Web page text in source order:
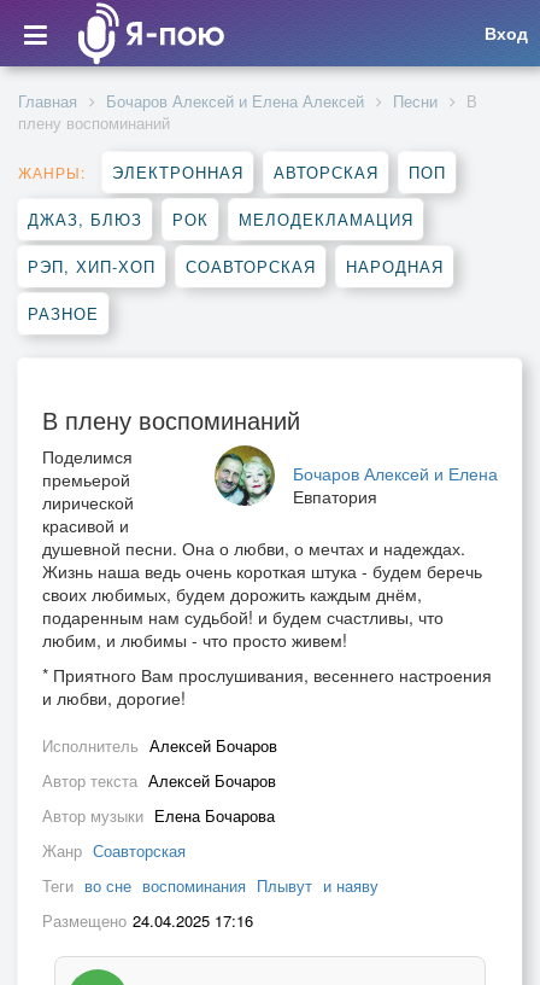
Вход
Главная Бочаров Алексей и Елена Алексей Песни
В
плену воспоминаний
ЖАНРЫ: ЭЛЕКТРОННАЯ АВТОРСКАЯ ПОП
ДЖАЗ, БЛЮЗ РОК МЕЛОДЕКЛАМАЦИЯ
РЭП, ХИП-ХОП СОАВТОРСКАЯ НАРОДНАЯ
РАЗНОЕ
В плену воспоминаний
Бочаров Алексей и Елена
Евпатория
Поделимся
премьерой
лирической
красивой и
душевной песни. Она о любви, о мечтах и надеждах.
Жизнь наша ведь очень короткая штука - будем беречь
своих любимых, будем дорожить каждым днём,
подаренным нам судьбой! и будем счастливы, что
любим, и любимы - что просто живем!
* Приятного Вам прослушивания, весеннего настроения
и любви, дорогие!
Исполнитель Алексей Бочаров
Автор текста Алексей Бочаров
Автор музыки Елена Бочарова
Жанр Соавторская
Теги во сне воспоминания Плывут и наяву
Размещено 24.04.2025 17:16